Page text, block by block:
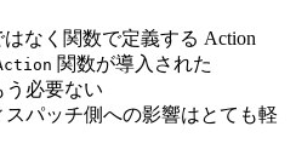
なく関数で定義する Action
関数が導入された
う必要ない
スパッチ側への影響はとても軽